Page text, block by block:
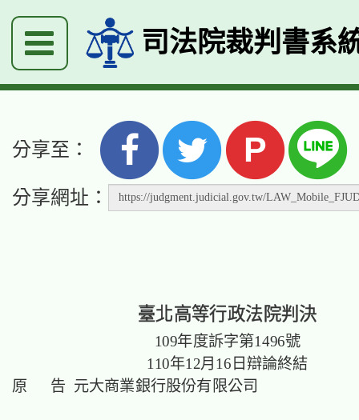
司法院裁判書系
分享至： P
分享網址：
臺北高等行政法院判決
109年度訴字第1496號
110年12月16日辯論終結
原 告 元大商業銀行股份有限公司